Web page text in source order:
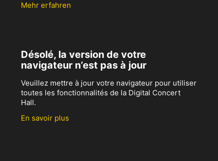
Mehr erfahren
Désolé, la version de votre
navigateur n’est pas à jour
Veuillez mettre à jour votre navigateur pour utiliser
toutes les fonctionnalités de la Digital Concert
Hall.
En savoir plus